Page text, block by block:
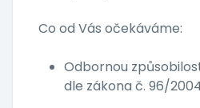
Co od Vás očekáváme:
Odbornou
dle zákona č. 96/